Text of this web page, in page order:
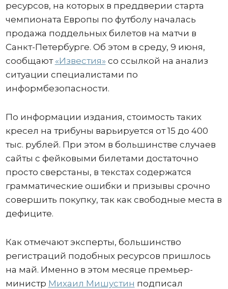
ресурсов, на которых в преддверии старта
чемпионата Европы по футболу началась
продажа поддельных билетов на матчи в
Санкт-Петербурге. Об этом в среду, 9 июня,
сообщают «Известия» со ссылкой на анализ
ситуации специалистами по
информбезопасности.
По информации издания, стоимость таких
кресел на трибуны варьируется от 15 до 400
тыс. рублей. При этом в большинстве случаев
сайты с фейковыми билетами достаточно
просто сверстаны, в текстах содержатся
грамматические ошибки и призывы срочно
совершить покупку, так как свободные места в
дефиците.
Как отмечают эксперты, большинство
регистраций подобных ресурсов пришлось
на май. Именно в этом месяце премьер-
министр Михаил Мишустин подписал